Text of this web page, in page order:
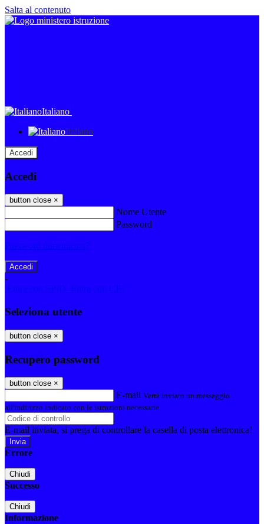
Salta al contenuto
Italiano
Italiano
Accedi
Accedi
button close ×
Nome Utente
Password
Password dimenticata?
-
Entra con SPID
Entra con CIE
Seleziona utente
button close ×
Recupero password
button close ×
E-mail Verrà inviato un messaggio
all'indirizzo indicato con le istruzioni necessarie.
E-mail inviata, si prega di controllare la casella di posta elettronica!
Errore
Chiudi
Successo
Chiudi
Informazione